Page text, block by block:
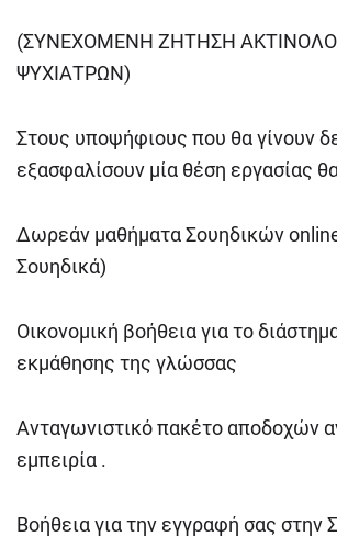
(ΣΥΝΕΧΟΜΕΝΗ ΖΗΤΗΣΗ
ΨΥΧΙΑΤΡΩΝ)
Στους υποψήφιους που θα γίνουν
εξασφαλίσουν μία θέση εργασίας
Δωρεάν μαθήματα Σουηδικών
Σουηδικά)
Οικονομική βοήθεια για το
εκμάθησης της γλώσσας
Ανταγωνιστικό πακέτο αποδοχών
εμπειρία .
Βοήθεια για την εγγραφή σας στην